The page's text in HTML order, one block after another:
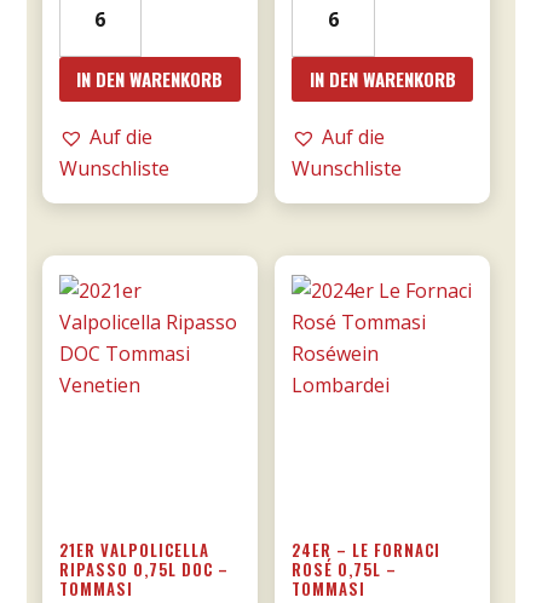
Franco
Primitivo
Manduria
-
Menge
IN DEN WARENKORB
Auf die
Wunschliste
Giunco
-
MESA
Menge
IN DEN WARENKORB
Auf die
Wunschliste
21ER VALPOLICELLA
RIPASSO 0,75L DOC –
TOMMASI
24ER – LE FORNACI
ROSÉ 0,75L –
TOMMASI